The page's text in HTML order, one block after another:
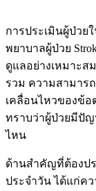
การประเมินผู้ป่ว
พยาบาลผู้ป่วย
ดูแลอย่างเหมาะส
รวม ความสามาร
เคลื่อนไหวของข้
ทราบว่าผู้ป่วยมีปั
ไหน
ด้านสำคัญที่ต้องป
ประจำวัน ได้แก่ค